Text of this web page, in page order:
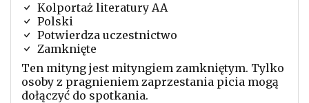
Kolportaż literatury AA
Polski
Potwierdza uczestnictwo
Zamknięte
Ten mityng jest mityngiem zamkniętym. Tylko
osoby z pragnieniem zaprzestania picia mogą
dołączyć do spotkania.